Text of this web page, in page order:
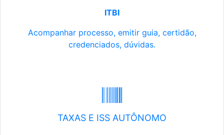
ITBI
Acompanhar processo, emitir guia, certidão,
credenciados, dúvidas.
TAXAS E ISS AUTÔNOMO